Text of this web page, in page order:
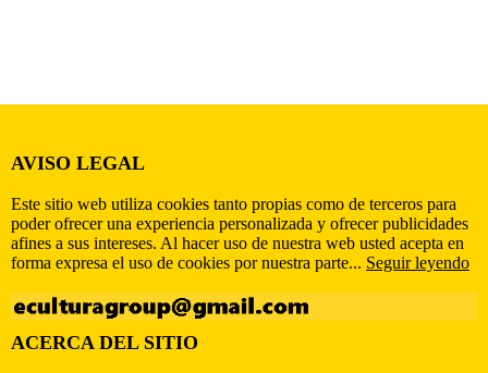
AVISO LEGAL
Este sitio web utiliza cookies tanto propias como de terceros para
poder ofrecer una experiencia personalizada y ofrecer publicidades
afines a sus intereses. Al hacer uso de nuestra web usted acepta en
forma expresa el uso de cookies por nuestra parte... Seguir leyendo
ACERCA DEL SITIO